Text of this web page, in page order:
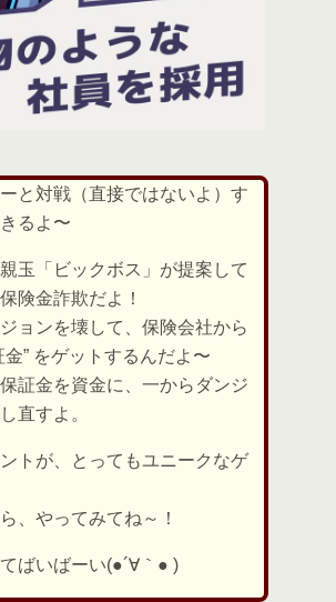
と対戦（直接ではないよ）す
るよ〜
玉「ビックボス」が提案して
険金詐欺だよ！
ョンを壊して、保険会社から
金” をゲットするんだよ〜
証金を資金に、一からダンジ
直すよ。
トが、とってもユニークなゲ
、やってみてね～！
ばいばーい(●´∀｀● )